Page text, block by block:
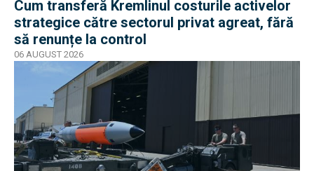
Cum transferă Kremlinul costurile activelor
strategice către sectorul privat agreat, fără
să renunțe la control
06 AUGUST 2026